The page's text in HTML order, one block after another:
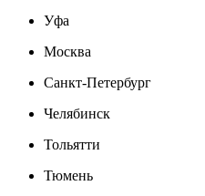
Уфа
Москва
Санкт-Петербург
Челябинск
Тольятти
Тюмень